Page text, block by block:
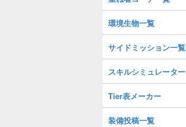
環境生物一覧
サイドミッション一覧
スキルシミュレーター
Tier表メーカー
装備投稿一覧